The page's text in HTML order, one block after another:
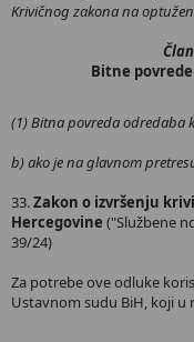
Krivičnog zakona na
Bitne
(1) Bitna povreda odredaba
b) ako je na glavnom
33.Zakon o izvršenju
Hercegovine ("Službene
39/24)
Za potrebe ove odluke
Ustavnom sudu BiH, koji u